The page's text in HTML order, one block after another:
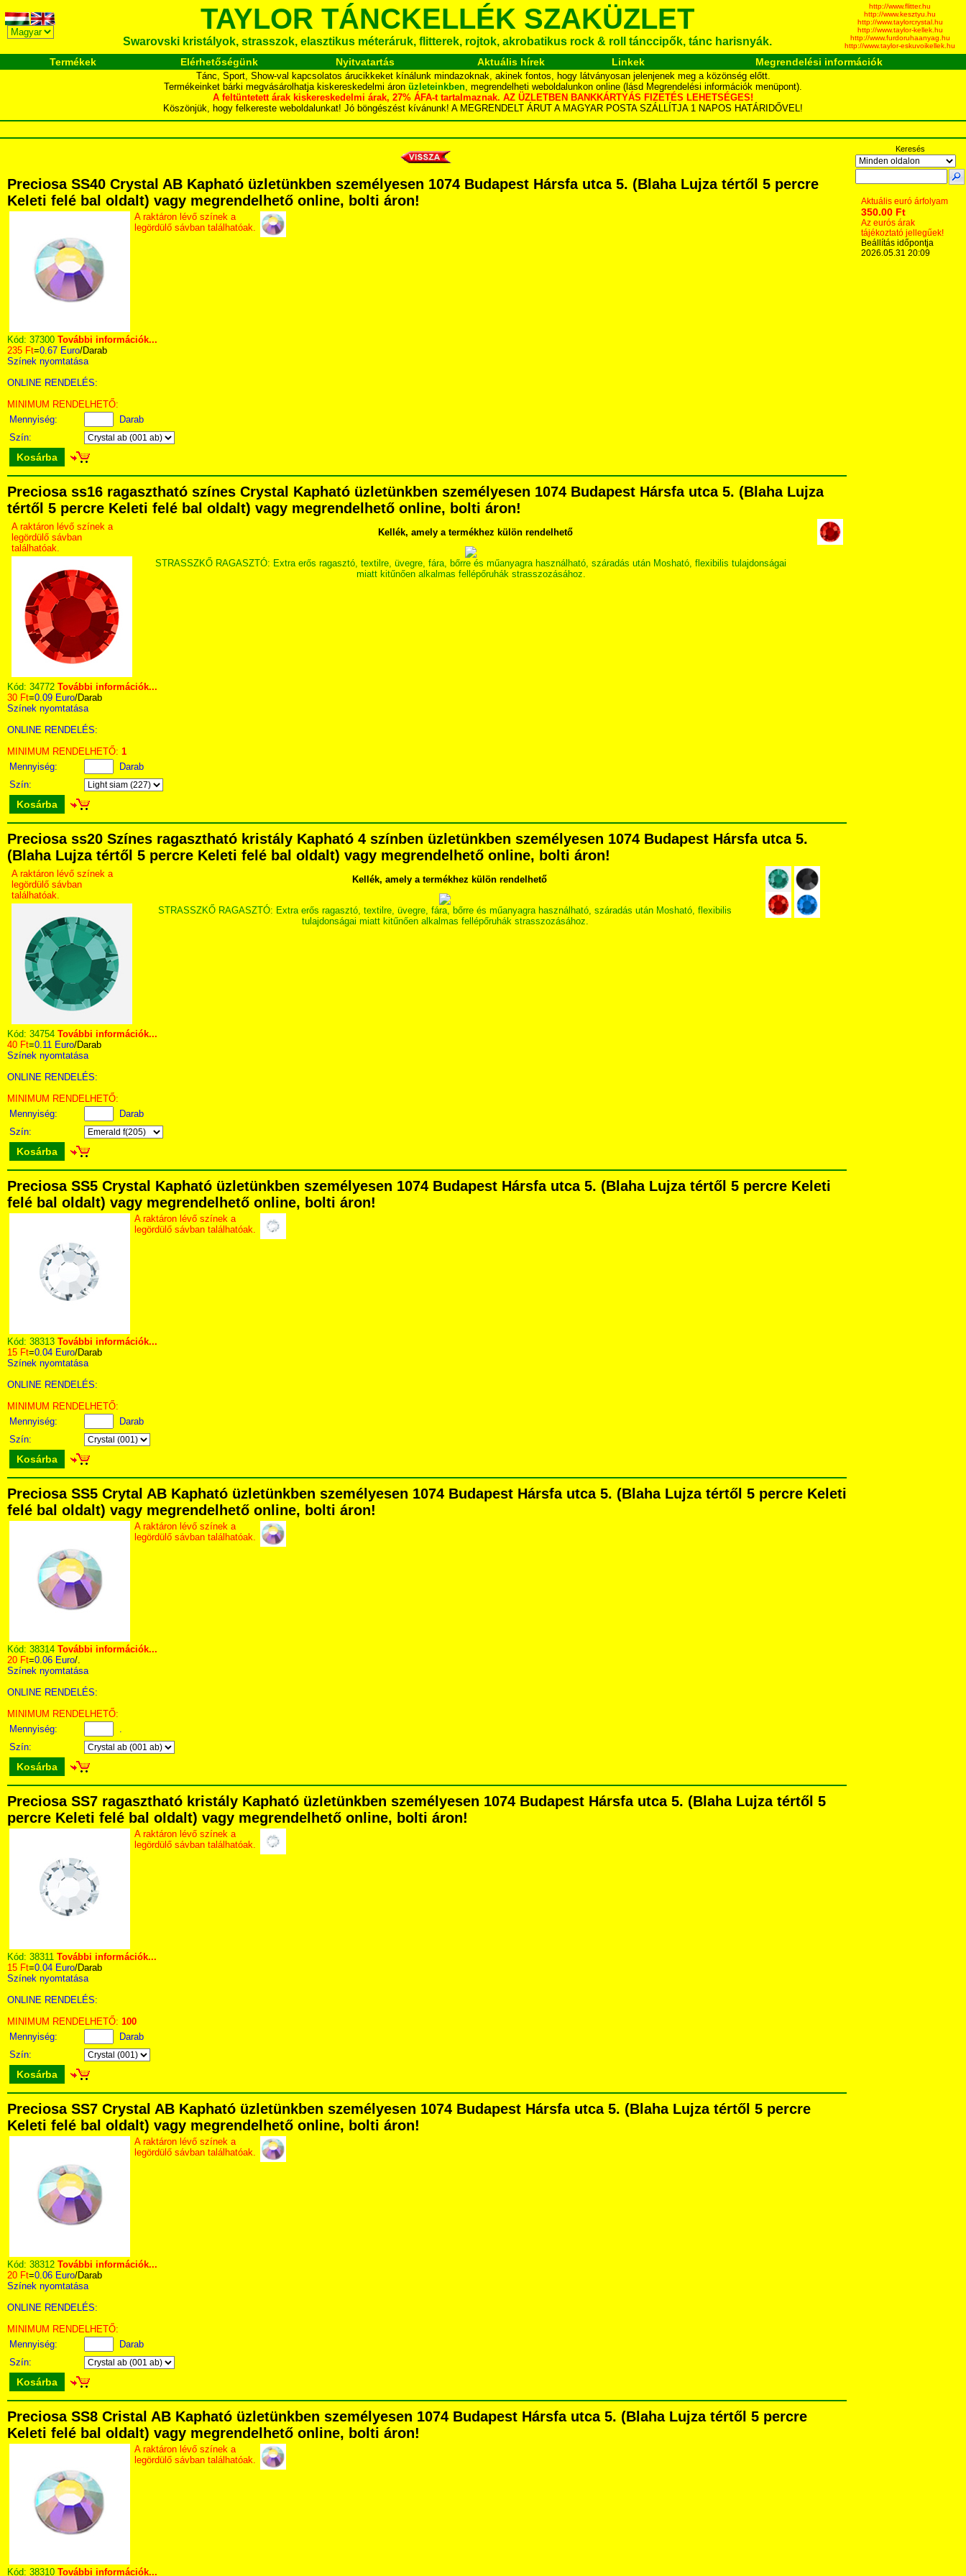
TAYLOR TÁNCKELLÉK SZAKÜZLET
Swarovski kristályok, strasszok, elasztikus méteráruk, flitterek, rojtok, akrobatikus rock & roll tánccipők, tánc harisnyák.
http://www.flitter.hu
http://www.kesztyu.hu
http://www.taylorcrystal.hu
http://www.taylor-kellek.hu
http://www.furdoruhaanyag.hu
http://www.taylor-eskuvoikellek.hu
Termékek Elérhetőségünk Nyitvatartás Aktuális hírek Linkek Megrendelési információk
Tánc, Sport, Show-val kapcsolatos árucikkeket kínálunk mindazoknak, akinek fontos, hogy látványosan jelenjenek meg a közönség előtt.
Termékeinket bárki megvásárolhatja kiskereskedelmi áron üzleteinkben, megrendelheti weboldalunkon online (lásd Megrendelési információk menüpont).
A feltüntetett árak kiskereskedelmi árak, 27% ÁFA-t tartalmaznak. AZ ÜZLETBEN BANKKÁRTYÁS FIZETÉS LEHETSÉGES!
Köszönjük, hogy felkereste weboldalunkat! Jó böngészést kívánunk! A MEGRENDELT ÁRUT A MAGYAR POSTA SZÁLLÍTJA 1 NAPOS HATÁRIDŐVEL!
Preciosa SS40 Crystal AB Kapható üzletünkben személyesen 1074 Budapest Hársfa utca 5. (Blaha Lujza tértől 5 percre
Keleti felé bal oldalt) vagy megrendelhető online, bolti áron!
A raktáron lévő színek a
legördülő sávban találhatóak.
Kód: 37300 További információk...
235 Ft=0.67 Euro/Darab
Színek nyomtatása
ONLINE RENDELÉS:
MINIMUM RENDELHETŐ:
Mennyiség:
Darab
Szín:
Kosárba
Preciosa ss16 ragasztható színes Crystal Kapható üzletünkben személyesen 1074 Budapest Hársfa utca 5. (Blaha Lujza
tértől 5 percre Keleti felé bal oldalt) vagy megrendelhető online, bolti áron!
A raktáron lévő színek a
legördülő sávban
találhatóak.
Kellék, amely a termékhez külön rendelhető
STRASSZKŐ RAGASZTÓ: Extra erős ragasztó, textilre, üvegre, fára, bőrre és műanyagra használható, száradás után Mosható, flexibilis tulajdonságai
miatt kitűnően alkalmas fellépőruhák strasszozásához.
Kód: 34772 További információk...
30 Ft=0.09 Euro/Darab
Színek nyomtatása
ONLINE RENDELÉS:
MINIMUM RENDELHETŐ: 1
Mennyiség:
Darab
Szín:
Kosárba
Preciosa ss20 Színes ragasztható kristály Kapható 4 színben üzletünkben személyesen 1074 Budapest Hársfa utca 5.
(Blaha Lujza tértől 5 percre Keleti felé bal oldalt) vagy megrendelhető online, bolti áron!
A raktáron lévő színek a
legördülő sávban
találhatóak.
Kellék, amely a termékhez külön rendelhető
STRASSZKŐ RAGASZTÓ: Extra erős ragasztó, textilre, üvegre, fára, bőrre és műanyagra használható, száradás után Mosható, flexibilis
tulajdonságai miatt kitűnően alkalmas fellépőruhák strasszozásához.
Kód: 34754 További információk...
40 Ft=0.11 Euro/Darab
Színek nyomtatása
ONLINE RENDELÉS:
MINIMUM RENDELHETŐ:
Mennyiség:
Darab
Szín:
Kosárba
Preciosa SS5 Crystal Kapható üzletünkben személyesen 1074 Budapest Hársfa utca 5. (Blaha Lujza tértől 5 percre Keleti
felé bal oldalt) vagy megrendelhető online, bolti áron!
A raktáron lévő színek a
legördülő sávban találhatóak.
Kód: 38313 További információk...
15 Ft=0.04 Euro/Darab
Színek nyomtatása
ONLINE RENDELÉS:
MINIMUM RENDELHETŐ:
Mennyiség:
Darab
Szín:
Kosárba
Preciosa SS5 Crytal AB Kapható üzletünkben személyesen 1074 Budapest Hársfa utca 5. (Blaha Lujza tértől 5 percre Keleti
felé bal oldalt) vagy megrendelhető online, bolti áron!
A raktáron lévő színek a
legördülő sávban találhatóak.
Kód: 38314 További információk...
20 Ft=0.06 Euro/.
Színek nyomtatása
ONLINE RENDELÉS:
MINIMUM RENDELHETŐ:
Mennyiség:
.
Szín:
Kosárba
Preciosa SS7 ragasztható kristály Kapható üzletünkben személyesen 1074 Budapest Hársfa utca 5. (Blaha Lujza tértől 5
percre Keleti felé bal oldalt) vagy megrendelhető online, bolti áron!
A raktáron lévő színek a
legördülő sávban találhatóak.
Kód: 38311 További információk...
15 Ft=0.04 Euro/Darab
Színek nyomtatása
ONLINE RENDELÉS:
MINIMUM RENDELHETŐ: 100
Mennyiség:
Darab
Szín:
Kosárba
Preciosa SS7 Crystal AB Kapható üzletünkben személyesen 1074 Budapest Hársfa utca 5. (Blaha Lujza tértől 5 percre
Keleti felé bal oldalt) vagy megrendelhető online, bolti áron!
A raktáron lévő színek a
legördülő sávban találhatóak.
Kód: 38312 További információk...
20 Ft=0.06 Euro/Darab
Színek nyomtatása
ONLINE RENDELÉS:
MINIMUM RENDELHETŐ:
Mennyiség:
Darab
Szín:
Kosárba
Preciosa SS8 Cristal AB Kapható üzletünkben személyesen 1074 Budapest Hársfa utca 5. (Blaha Lujza tértől 5 percre
Keleti felé bal oldalt) vagy megrendelhető online, bolti áron!
A raktáron lévő színek a
legördülő sávban találhatóak.
Kód: 38310 További információk...
Keresés
Aktuális euró árfolyam
350.00 Ft
Az eurós árak
tájékoztató jellegűek!
Beállítás időpontja
2026.05.31 20:09